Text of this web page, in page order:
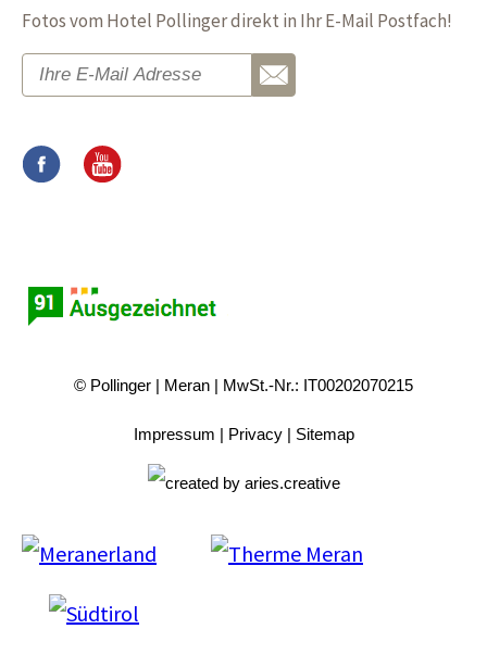
Fotos vom Hotel Pollinger direkt in Ihr E-Mail Postfach!
© Pollinger Meran MwSt.-Nr.: IT00202070215
Impressum Privacy Sitemap